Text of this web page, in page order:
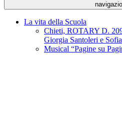
La vita della Scuola
Chieti, ROTARY D.
Giorgia Santoleri e
Musical “Pagine su